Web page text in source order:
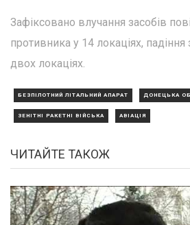
Зафіксовано влучання засобів
противника у 14 локаціях,
двох локаціях.
БЕЗПІЛОТНИЙ ЛІТАЛЬНИЙ АПАРАТ ДОНЕЦЬКА
ЗЕНІТНІ РАКЕТНІ ВІЙСЬКА АВІАЦІЯ
ЧИТАЙТЕ ТАКОЖ